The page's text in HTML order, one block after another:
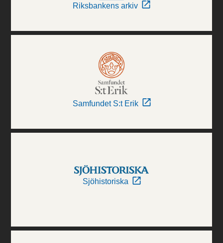
Riksbankens arkiv
Samfundet S:t Erik
Sjöhistoriska